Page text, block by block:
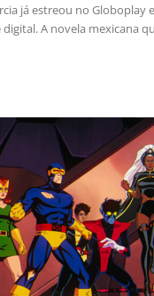
já estreou no Globoplay
digital. A novela mexicana